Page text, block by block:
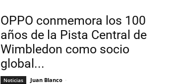
OPPO conmemora los 100
años de la Pista Central de
Wimbledon como socio
global...
Noticias Juan Blanco -